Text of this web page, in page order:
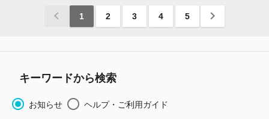
1 2 3 4 5
キーワードから検索
お知らせ ヘルプ・ご利用ガイド